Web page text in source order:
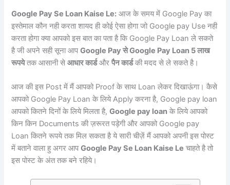
Google Pay Se Loan Kaise Le: आज के समय में Google Pay का
इस्तेमाल कौन नही करता शायद ही कोई ऐसा होगा जो Google pay Use नही
करता होगा क्या आपको इस बात का पता है कि Google Pay Loan ले सकते
है जी अपने सही सूना आपGoogle Pay से Google Pay Loan 5 लाख
रूपयेतक आसानी सेआधार कार्डऔरपैन कार्डकी मदद से ले सकते है।
आज की इस Post में मैं आपको Proof के साथ Loan लेकर दिखाऊंगा। कैसे
आपको Google Pay Loan के लिये Apply करना है, Google pay loan
आपको कितने दिनों के लिये मिलता है,Google pay loan के लिये आपको
किन किन Documents की ज़रूरत पड़ेगी और आपको Google pay
Loan कितने रूपये तक मिल सकता है ये सारी चीज़ें मैं आपको अपनी इस पोस्ट
में बताने वाला हु अगर आपGoogle Pay Se Loan Kaise Le चाहते है तो
इस पोस्ट के अंत तक बने रहिये।